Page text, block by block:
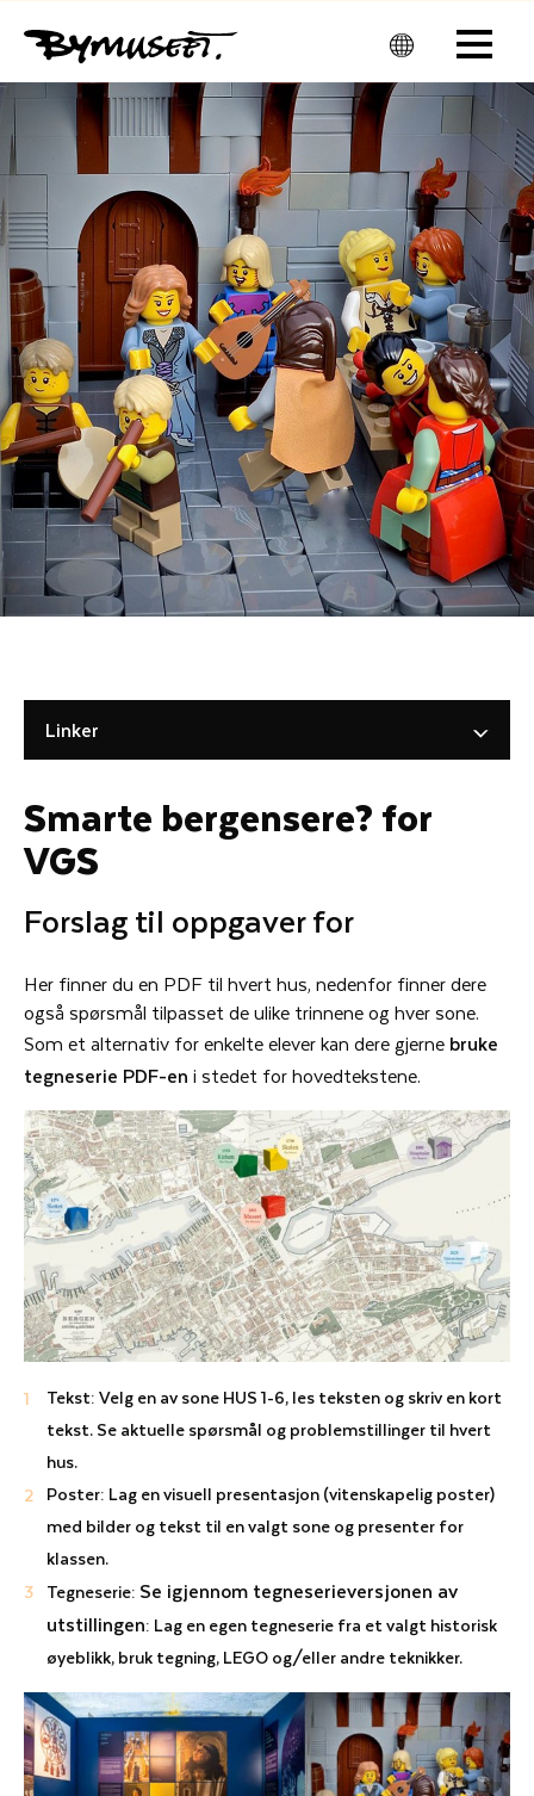
Men
u
Linker
Smarte bergensere? for
VGS
Forslag til oppgaver for
Her finner du en PDF til hvert hus, nedenfor finner dere
også spørsmål tilpasset de ulike trinnene og hver sone.
Som et alternativ for enkelte elever kan dere gjerne bruke
tegneserie PDF-en i stedet for hovedtekstene.
Tekst: Velg en av sone HUS 1-6, les teksten og skriv en kort
tekst. Se aktuelle spørsmål og problemstillinger til hvert
hus.
Poster: Lag en visuell presentasjon (vitenskapelig poster)
med bilder og tekst til en valgt sone og presenter for
klassen.
Tegneserie: Se igjennom tegneserieversjonen av
utstillingen: Lag en egen tegneserie fra et valgt historisk
øyeblikk, bruk tegning, LEGO og/eller andre teknikker.